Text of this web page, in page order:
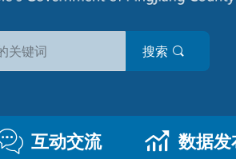
搜索
互动交流 数据发